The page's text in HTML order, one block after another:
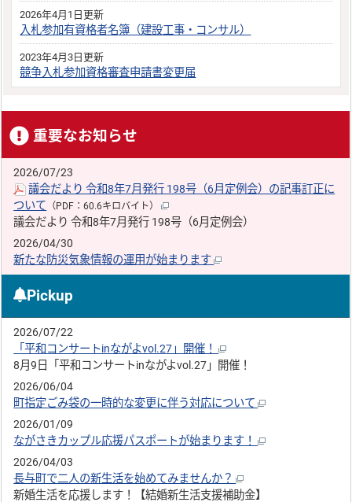
2026年4月1日更新
入札参加有資格者名簿（建設工事・コンサル）
2023年4月3日更新
競争入札参加資格審査申請書変更届
重要なお知らせ
2026/07/23
議会だより 令和8年7月発行 198号（6月定例会）の記事訂正に
ついて （PDF：60.6キロバイト）
議会だより 令和8年7月発行 198号（6月定例会）
2026/04/30
新たな防災気象情報の運用が始まります
Pickup
2026/07/22
「平和コンサートinながよvol.27」開催！
8月9日「平和コンサートinながよvol.27」開催！
2026/06/04
町指定ごみ袋の一時的な変更に伴う対応について
2026/01/09
ながさきカップル応援パスポートが始まります！
2026/04/03
長与町で二人の新生活を始めてみませんか？
新婚生活を応援します！【結婚新生活支援補助金】